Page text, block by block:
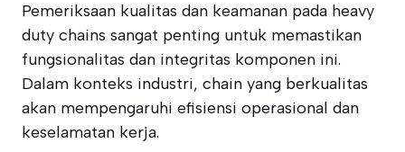
Pemeriksaan kualitas dan keamanan pada heavy
duty chains sangat penting untuk memastikan
fungsionalitas dan integritas komponen ini.
Dalam konteks industri, chain yang berkualitas
akan mempengaruhi efisiensi operasional dan
keselamatan kerja.